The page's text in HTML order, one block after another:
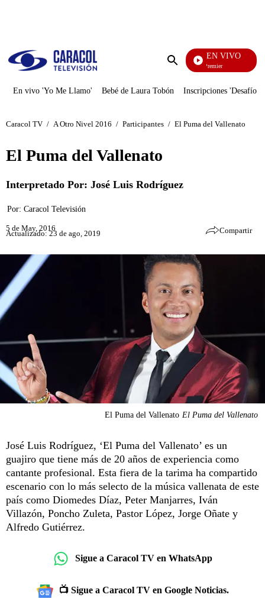
Enviar
EN VIVO
Noches De Premier
En vivo 'Yo Me Llamo' Bebé de Laura Tobón Inscripciones 'Desafío'
Caracol TV / A Otro Nivel 2016 / Participantes / El Puma del Vallenato
El Puma del Vallenato
Interpretado Por: José Luis Rodríguez
Por: Caracol Televisión
5 de May, 2016
Actualizado: 23 de ago, 2019 Compartir
El Puma del Vallenato El Puma del Vallenato
José Luis Rodríguez, ‘El Puma del Vallenato’ es un
guajiro que tiene más de 20 años de experiencia como
cantante profesional. Esta fiera de la tarima ha compartido
escenario con lo más selecto de la música vallenata de este
país como Diomedes Díaz, Peter Manjarres, Iván
Villazón, Poncho Zuleta, Pastor López, Jorge Oñate y
Alfredo Gutiérrez.
Sigue a Caracol TV en WhatsApp
📺 Sigue a Caracol TV en Google Noticias.